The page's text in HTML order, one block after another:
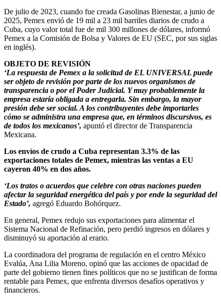
De julio de 2023, cuando fue creada Gasolinas Bienestar, a junio de
2025, Pemex envió de 19 mil a 23 mil barriles diarios de crudo a
Cuba, cuyo valor total fue de mil 300 millones de dólares, informó
Pemex a la Comisión de Bolsa y Valores de EU (SEC, por sus siglas
en inglés).
OBJETO DE REVISIÓN
‘La respuesta de Pemex a la solicitud de EL UNIVERSAL puede
ser objeto de revisión por parte de los nuevos organismos de
transparencia o por el Poder Judicial. Y muy probablemente la
empresa estaría obligada a entregarla. Sin embargo, la mayor
presión debe ser social. A los contribuyentes debe importarles
cómo se administra una empresa que, en términos discursivos, es
de todos los mexicanos’, apuntó el director de Transparencia
Mexicana.
Los envíos de crudo a Cuba representan 3.3% de las
exportaciones totales de Pemex, mientras las ventas a EU
cayeron 40% en dos años.
‘Los tratos o acuerdos que celebre con otras naciones pueden
afectar la seguridad energética del país y por ende la seguridad del
Estado’, agregó Eduardo Bohórquez.
En general, Pemex redujo sus exportaciones para alimentar el
Sistema Nacional de Refinación, pero perdió ingresos en dólares y
disminuyó su aportación al erario.
La coordinadora del programa de regulación en el centro México
Evalúa, Ana Lilia Moreno, opinó que las acciones de opacidad de
parte del gobierno tienen fines políticos que no se justifican de forma
rentable para Pemex, que enfrenta diversos desafíos operativos y
financieros.